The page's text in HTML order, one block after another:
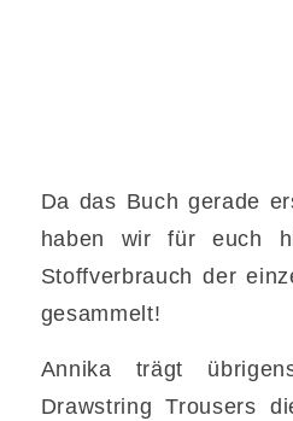
Da das Buch gerade
haben wir für euch
Stoffverbrauch der
gesammelt!
Annika trägt
Drawstring Trousers